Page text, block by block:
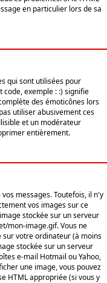
en particulier lors de sa
qui sont utilisées pour
exemple : :) signifie
des émoticônes lors
utiliser abusivement ces
et un modérateur
entièrement.
messages. Toutefois, il n'y
vos images sur ce
stockée sur un serveur
mon-image.gif. Vous ne
sur votre ordinateur (à moins
stockée sur un serveur
e-mail Hotmail ou Yahoo,
une image, vous pouvez
HTML appropriée (si vous y